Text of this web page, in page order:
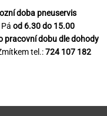
doba pneuservis
od 6.30 do 15.00
pracovní dobu dle dohody
tel.:724 107 182